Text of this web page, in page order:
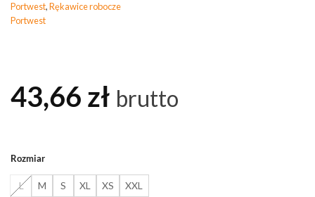
Portwest,Rękawice robocze
Portwest
43,66 zł brutto
Rozmiar
L M S XL XS XXL